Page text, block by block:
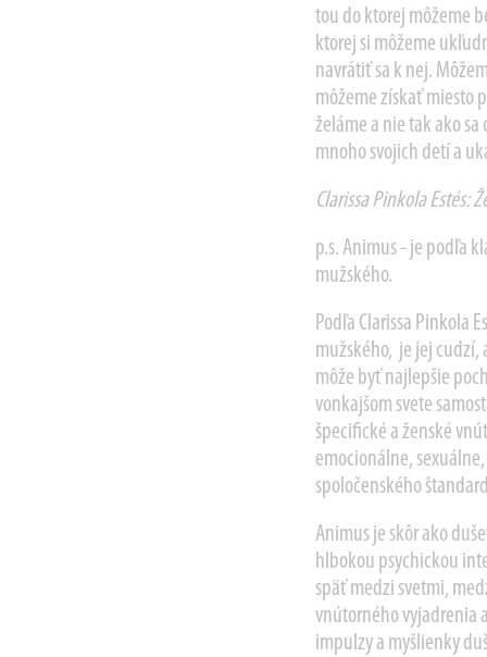
tou do ktorej môžeme
ktorej si môžeme
navrátiť sa k nej.
môžeme získať miesto
želáme a nie tak ako
mnoho svojich detí a
Clarissa Pinkola Estés:
p.s. Animus - je podľa
mužského.
Podľa Clarissa Pinkola
mužského, je jej cudzí,
môže byť najlepšie
vonkajšom svete
špecifické a ženské
emocionálne,
spoločenského
Animus je skôr ako
hlbokou psychickou
späť medzi svetmi,
vnútorného vyjadrenia
impulzy a myšlienky